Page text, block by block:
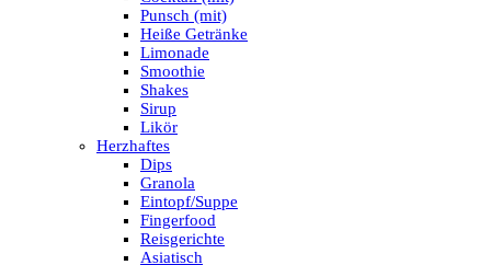
Punsch (mit)
Heiße Getränke
Limonade
Smoothie
Shakes
Sirup
Likör
Herzhaftes
Dips
Granola
Eintopf/Suppe
Fingerfood
Reisgerichte
Asiatisch